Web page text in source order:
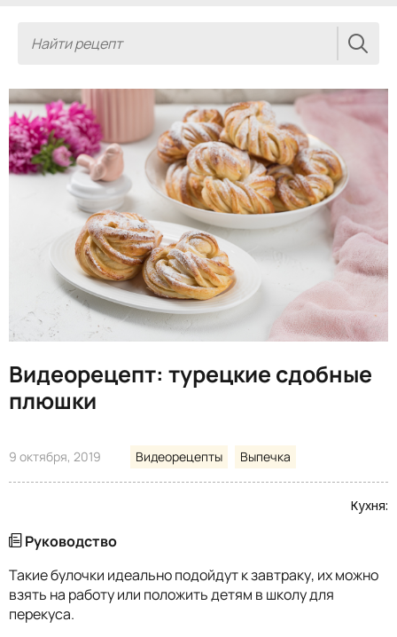
Видеорецепт: турецкие сдобные
плюшки
9 октября, 2019 Видеорецепты Выпечка
Кухня:
Руководство
Такие булочки идеально подойдут к завтраку, их можно
взять на работу или положить детям в школу для
перекуса.